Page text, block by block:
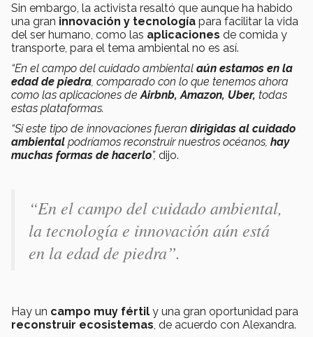
Sin embargo, la activista resaltó que aunque ha habido
una gran innovación y tecnología para facilitar la vida
del ser humano, como las aplicaciones de comida y
transporte, para el tema ambiental no es así.
“En el campo del cuidado ambiental aún estamos en la
edad de piedra, comparado con lo que tenemos ahora
como las aplicaciones deAirbnb, Amazon, Uber, todas
estas plataformas.
“Si este tipo de innovaciones fueran dirigidas al cuidado
ambiental podríamos reconstruir nuestros océanos, hay
muchas formas de hacerlo”, dijo.
“En el campo del cuidado ambiental,
la tecnología e innovación aún está
en la edad de piedra”.
Hay un campo muy fértil y una gran oportunidad para
reconstruir ecosistemas, de acuerdo con Alexandra.